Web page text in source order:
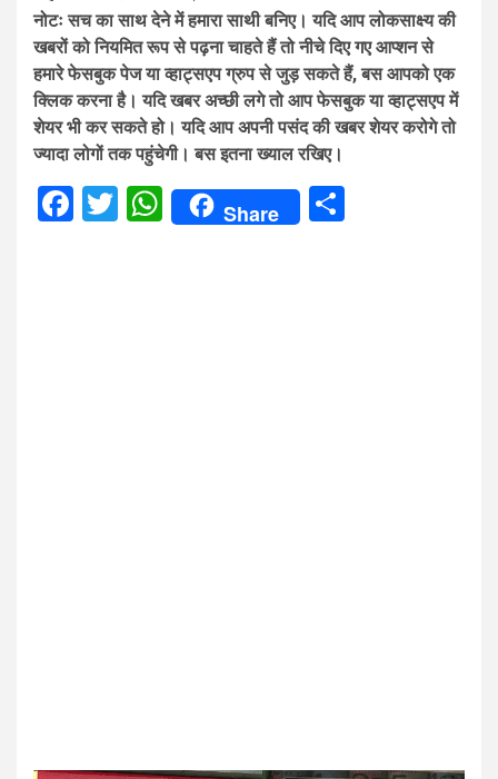
नोटः सच का साथ देने में हमारा साथी बनिए। यदि आप लोकसाक्ष्य की
खबरों को नियमित रूप से पढ़ना चाहते हैं तो नीचे दिए गए आप्शन से
हमारे फेसबुक पेज या व्हाट्सएप ग्रुप से जुड़ सकते हैं, बस आपको एक
क्लिक करना है। यदि खबर अच्छी लगे तो आप फेसबुक या व्हाट्सएप में
शेयर भी कर सकते हो। यदि आप अपनी पसंद की खबर शेयर करोगे तो
ज्यादा लोगों तक पहुंचेगी। बस इतना ख्याल रखिए।
Facebook
Twitter
WhatsApp
Share